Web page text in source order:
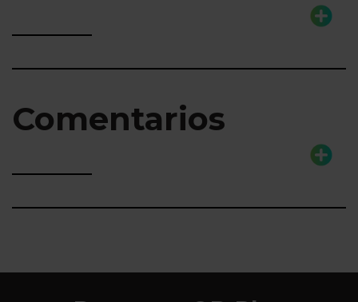
Comentarios